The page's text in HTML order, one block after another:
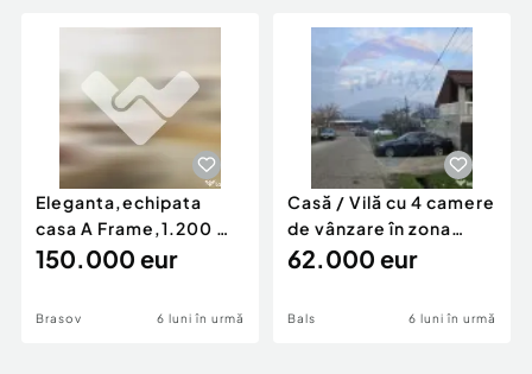
Eleganta,echipata
casa A Frame,1.200 mp
teren,deschidere Pia
150.000 eur
Brasov 6 luni în urmă
Casă / Vilă cu 4 camere
de vânzare în zona
Periferie
62.000 eur
Bals 6 luni în urmă